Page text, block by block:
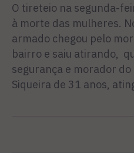
O tireteio na segunda-
à morte das mulheres.
armado chegou pelo
bairro e saiu atirando,
segurança e morador
Siqueira de 31 anos,